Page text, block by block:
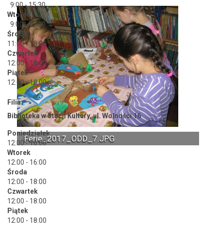
Ferie_2017_ODD_7.JPG
9:00 - 15:30
Wtorek
9:00 - 15:30
Środa
11:00 - 18:00
Czwartek
12:00 - 18:00
Piątek
12:00 - 18:00
Filia
Biblioteka w Stacji Kultury, ul. Wolności 16
Poniedziałek
12:00 - 16:00
Wtorek
12:00 - 16:00
Środa
12:00 - 18:00
Czwartek
12:00 - 18:00
Piątek
12:00 - 18:00